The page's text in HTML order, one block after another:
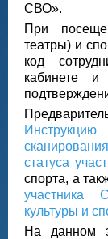
СВО».
При
театры) и
код
кабинете
статуса
спорта, а
участника
культуры и
На данном